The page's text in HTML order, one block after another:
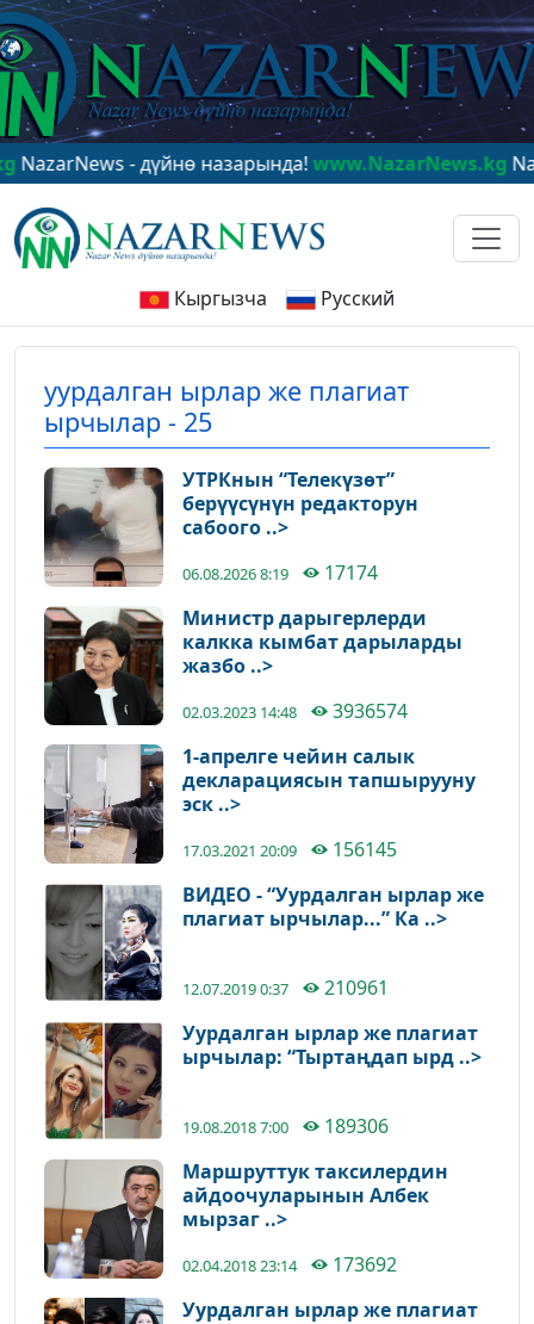
- дүйнө назарында!www.NazarNews.kg
Кыргызча Русский
уурдалган ырлар же плагиат
ырчылар - 25
УТРКнын “Телекүзөт”
берүүсүнүн редакторун
сабоого ..>
06.08.2026 8:19
17174
Министр дарыгерлерди
калкка кымбат дарыларды
жазбо ..>
02.03.2023 14:48
3936574
1-апрелге чейин салык
декларациясын тапшырууну
эск ..>
17.03.2021 20:09
156145
ВИДЕО - “Уурдалган ырлар же
плагиат ырчылар...” Ка ..>
12.07.2019 0:37
210961
Уурдалган ырлар же плагиат
ырчылар: “Тыртаңдап ырд ..>
19.08.2018 7:00
189306
Маршруттук таксилердин
айдоочуларынын Албек
мырзаг ..>
02.04.2018 23:14
173692
Уурдалган ырлар же плагиат